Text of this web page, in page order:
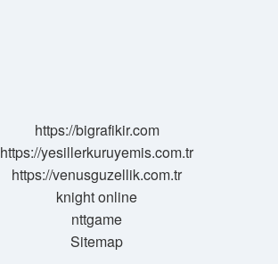
https://bigrafikir.com
https://yesillerkuruyemis.com.tr
https://venusguzellik.com.tr
knight online
nttgame
Sitemap